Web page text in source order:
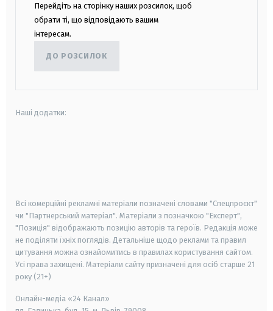
Перейдіть на сторінку наших розсилок, щоб
обрати ті, що відповідають вашим
інтересам.
ДО РОЗСИЛОК
Наші додатки:
Всі комерційні рекламні матеріали позначені словами "Спецпроєкт"
чи "Партнерський матеріал". Матеріали з позначкою "Експерт",
"Позиція" відображають позицію авторів та героїв. Редакція може
не поділяти їхніх поглядів. Детальніше щодо реклами та правил
цитування можна ознайомитись в правилах користування сайтом.
Усі права захищені. Матеріали сайту призначені для осіб старше 21
року (21+)
Онлайн-медіа «24 Канал»